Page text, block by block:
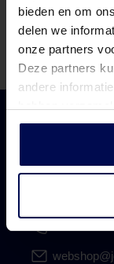
bieden en om
delen we
onze partners
Deze partners
andere
services.
Blijf op de
deals en leuke
Onze
08.30 tot 17.00